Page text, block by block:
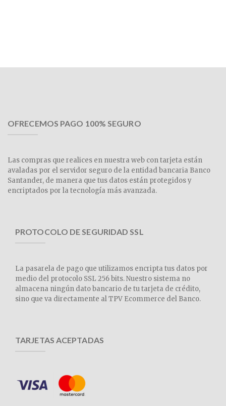
OFRECEMOS PAGO 100% SEGURO
Las compras que realices en nuestra web con tarjeta están
avaladas por el servidor seguro de la entidad bancaria Banco
Santander, de manera que tus datos están protegidos y
encriptados por la tecnología más avanzada.
PROTOCOLO DE SEGURIDAD SSL
La pasarela de pago que utilizamos encripta tus datos por
medio del protocolo SSL 256 bits. Nuestro sistema no
almacena ningún dato bancario de tu tarjeta de crédito,
sino que va directamente al TPV Ecommerce del Banco.
TARJETAS ACEPTADAS